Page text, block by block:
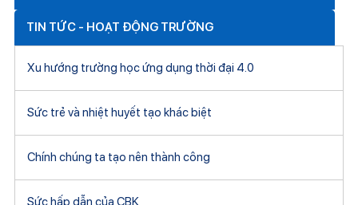
TIN TỨC - HOẠT ĐỘNG TRƯỜNG
Xu hướng trường học ứng dụng thời đại 4.0
Sức trẻ và nhiệt huyết tạo khác biệt
Chính chúng ta tạo nên thành công
Sức hấp dẫn của CBK